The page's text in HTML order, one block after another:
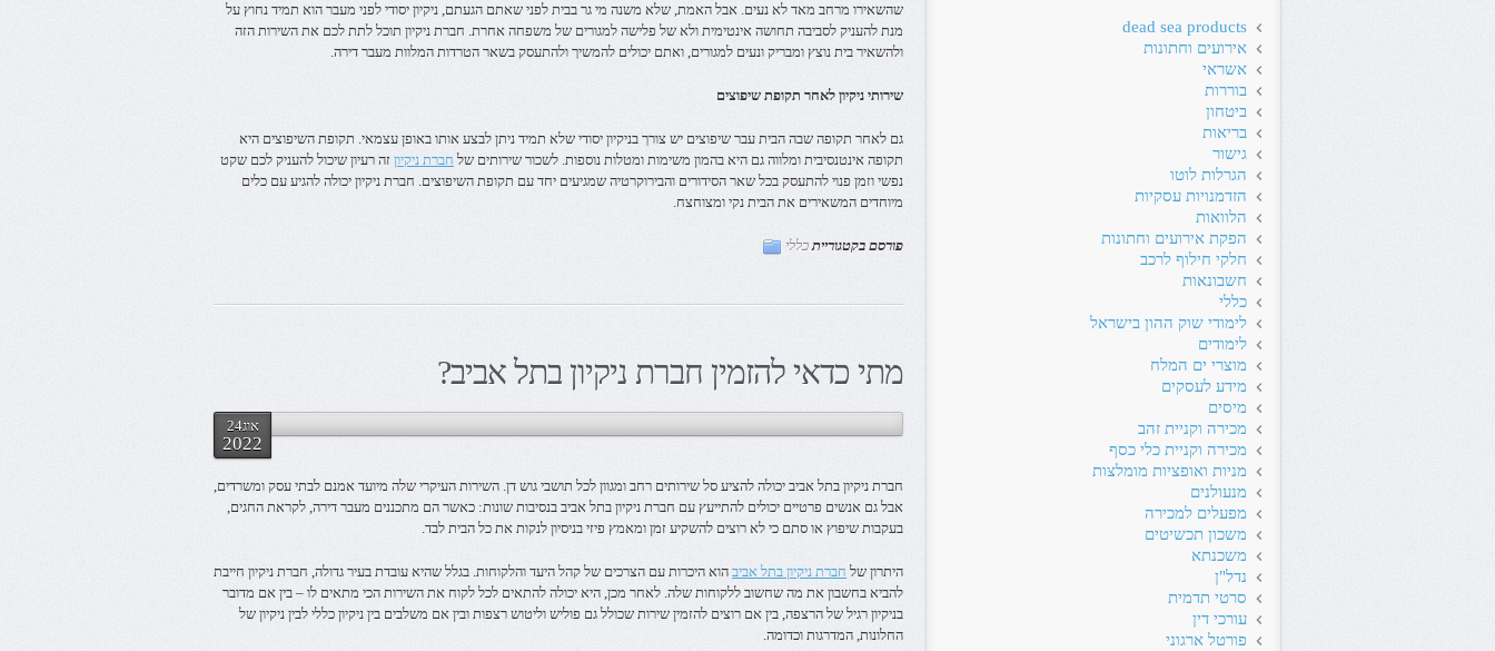
שהשאירו מרחב מאד לא נעים. אבל האמת, שלא משנה מי גר בבית לפני שאתם הגעתם, ניקיון יסודי לפני מעבר הוא תמיד נחוץ על
מנת להעניק לסביבה תחושה אינטימית ולא של פלישה למגורים של משפחה אחרת. חברת ניקיון תוכל לתת לכם את השירות הזה
ולהשאיר בית נוצץ ומבריק ונעים למגורים, ואתם יכולים להמשיך ולהתעסק בשאר הטרדות המלוות מעבר דירה.
שירותי ניקיון לאחר תקופת שיפוצים
גם לאחר תקופה שבה הבית עבר שיפוצים יש צורך בניקיון יסודי שלא תמיד ניתן לבצע אותו באופן עצמאי. תקופת השיפוצים היא
תקופה אינטנסיבית ומלווה גם היא בהמון משימות ומטלות נוספות. לשכור שירותים של חברת ניקיון זה רעיון שיכול להעניק לכם שקט
נפשי וזמן פנוי להתעסק בכל שאר הסידורים והבירוקרטיה שמגיעים יחד עם תקופת השיפוצים. חברת ניקיון יכולה להגיע עם כלים
מיוחדים המשאירים את הבית נקי ומצוחצח.
פורסם בקטגוריית כללי
מתי כדאי להזמין חברת ניקיון בתל אביב?
אוג24
2022
חברת ניקיון בתל אביב יכולה להציע סל שירותים רחב ומגוון לכל תושבי גוש דן. השירות העיקרי שלה מיועד אמנם לבתי עסק ומשרדים,
אבל גם אנשים פרטיים יכולים להתייעץ עם חברת ניקיון בתל אביב בנסיבות שונות: כאשר הם מתכננים מעבר דירה, לקראת החגים,
בעקבות שיפוץ או סתם כי לא רוצים להשקיע זמן ומאמץ פיזי בניסיון לנקות את כל הבית לבד.
היתרון של חברת ניקיון בתל אביב הוא היכרות עם הצרכים של קהל היעד והלקוחות. בגלל שהיא עובדת בעיר גדולה, חברת ניקיון חייבת
להביא בחשבון את מה שחשוב ללקוחות שלה. לאחר מכן, היא יכולה להתאים לכל לקוח את השירות הכי מתאים לו – בין אם מדובר
בניקיון רגיל של הרצפה, בין אם רוצים להזמין שירות שכולל גם פוליש וליטוש רצפות ובין אם משלבים בין ניקיון כללי לבין ניקיון של
החלונות, המדרגות וכדומה.
dead sea products
אירועים וחתונות
אשראי
בוררות
ביטחון
בריאות
גישור
הגרלות לוטו
הזדמנויות עסקיות
הלוואות
הפקת אירועים וחתונות
חלקי חילוף לרכב
חשבונאות
כללי
לימודי שוק ההון בישראל
לימודים
מוצרי ים המלח
מידע לעסקים
מיסים
מכירה וקניית זהב
מכירה וקניית כלי כסף
מניות ואופציות מומלצות
מנעולנים
מפעלים למכירה
משכון תכשיטים
משכנתא
נדל"ן
סרטי תדמית
עורכי דין
פורטל ארגוני